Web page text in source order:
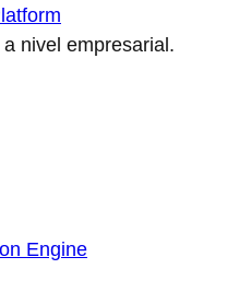
nivel empresarial.
Engine